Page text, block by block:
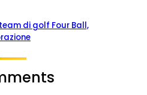
di golf Four Ball,